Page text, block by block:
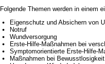
Folgende Themen werden in einem
Eigenschutz und Absichern von
Notruf
Wundversorgung
Erste-Hilfe-Maßnahmen bei
Symptomorientierte Erste-Hilfe-
Maßnahmen bei Bewusstlosigkeit